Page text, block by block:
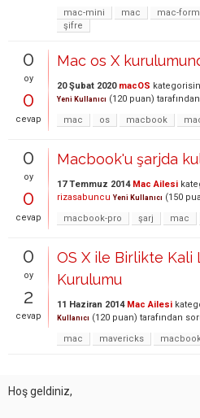
mac-mini
mac mac-
şifre
0
oy
0
cevap
Mac os X
20 Şubat 2020 macOS
Yeni Kullanıcı (120 puan) tarafından
mac
os macbook
0
oy
0
cevap
Macbook'u şarjda
17 Temmuz 2014 Mac Ailesi
rizasabuncu Yeni Kullanıcı (150
macbook-pro
şarj mac
0
oy
2
cevap
OS X ile Birlikte Kali
Kurulumu
11 Haziran 2014 Mac Ailesi
Kullanıcı (120 puan) tarafından
mac
mavericks
Hoş geldiniz,